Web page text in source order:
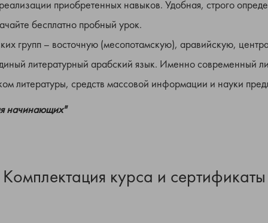
приобретенных навыков. Удобная, строго
бесплатно пробный урок.
групп – восточную (месопотамскую), аравийскую,
литературный арабский язык. Именно современный
литературы, средств массовой информации и науки
начинающих"
Комплектация курса и сертификаты